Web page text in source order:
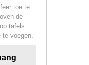
toe te
de
tafels
te voegen.